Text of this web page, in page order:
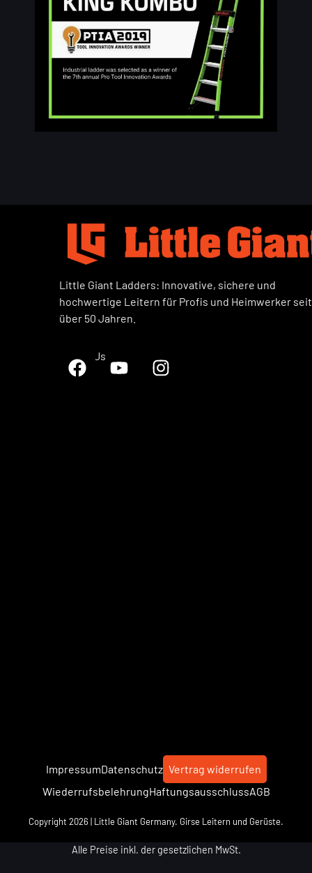
Little Giant Ladders: Innovative, sichere und
hochwertige Leitern für Profis und Heimwerker seit
über 50 Jahren.
Follow Us
ImpressumDatenschutz Vertrag widerrufen
WiederrufsbelehrungHaftungsausschlussAGB
Copyright 2026 | Little Giant Germany. Girse Leitern und Gerüste.
Alle Preise inkl. der gesetzlichen MwSt.